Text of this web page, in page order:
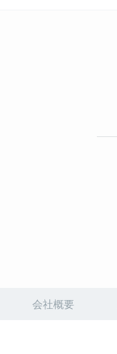
会社概要